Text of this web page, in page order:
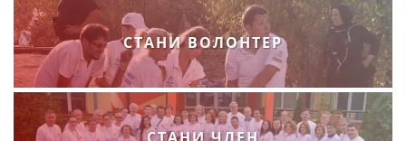
ОРГАНИЗАЦИЈА И РАЗВОЈ
РАКОВОДЕН ОДБОР
СОБРАНИЕ
СТРУКТУРА И ОРГАНИЗАЦИОНА ПОСТАВЕНОСТ
СТАНИ ВОЛОНТЕР